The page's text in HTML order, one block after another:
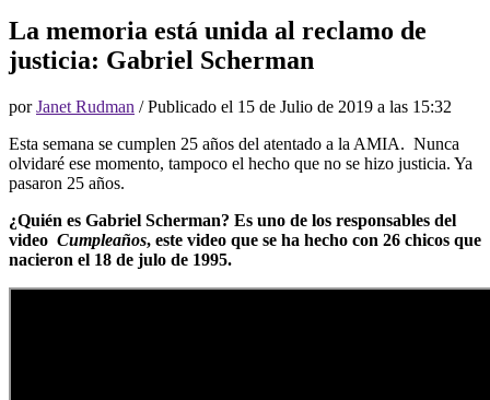
La memoria está unida al reclamo de
justicia: Gabriel Scherman
porJanet Rudman / Publicado el 15 de Julio de 2019 a las 15:32
Esta semana se cumplen 25 años del atentado a la AMIA. Nunca
olvidaré ese momento, tampoco el hecho que no se hizo justicia. Ya
pasaron 25 años.
¿Quién es Gabriel Scherman? Es uno de los responsables del
video Cumpleaños, este video que se ha hecho con 26 chicos que
nacieron el 18 de julo de 1995.